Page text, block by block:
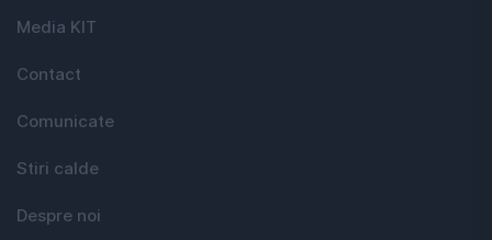
Media KIT
Contact
Comunicate
Stiri calde
Despre noi